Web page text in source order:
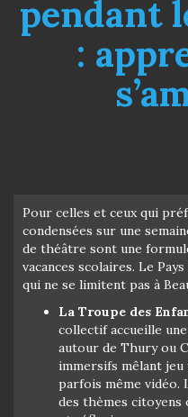
pendant
:
Pour celles et ceux qui
condensées sur une
de théâtre sont une
vacances scolaires. Le
qui ne se limitent pas à
La Troupe des
collectif accueille
autour de Thury ou
immersifs mêlant
parfois même vidéo.
des thèmes citoyens